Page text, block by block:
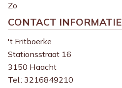
Zo
CONTACT INFORMATIE
't Fritboerke
Stationsstraat 16
3150 Haacht
Tel.:3216849210